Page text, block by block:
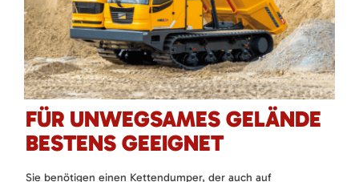
FÜR UNWEGSAMES GELÄNDE
BESTENS GEEIGNET
Sie benötigen einen Kettendumper, der auch auf